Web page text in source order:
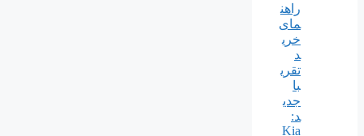
راهن
مای
خری
د
تقری
با
جدی
د:
Kia